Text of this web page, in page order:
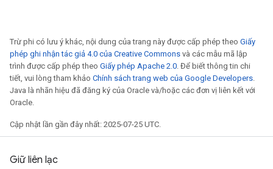
Trừ phi có lưu ý khác, nội dung của trang này được cấp phép theo Giấy
phép ghi nhận tác giả 4.0 của Creative Commons và các mẫu mã lập
trình được cấp phép theo Giấy phép Apache 2.0 . Để biết thông tin chi
tiết, vui lòng tham khảo Chính sách trang web của Google Developers
Java là nhãn hiệu đã đăng ký của Oracle và/hoặc các đơn vị liên kết với
Oracle.
Cập nhật lần gần đây nhất: 2025-07-25 UTC.
Giữ liên lạc